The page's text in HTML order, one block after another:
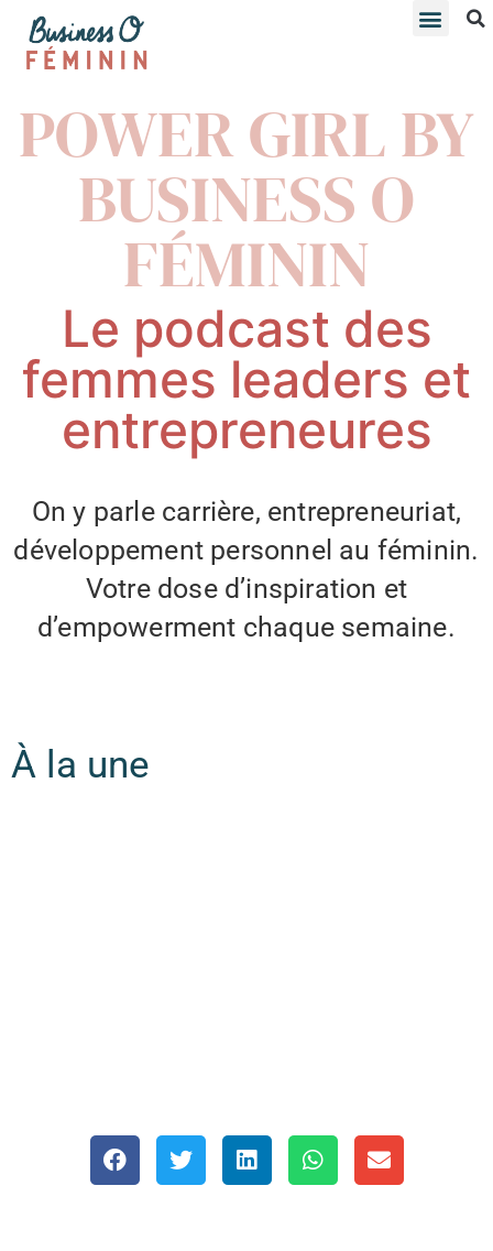
POWER GIRL BY
BUSINESS O
FÉMININ
Le podcast des
femmes leaders et
entrepreneures
On y parle carrière, entrepreneuriat,
développement personnel au féminin.
Votre dose d’inspiration et
d’empowerment chaque semaine.
À la une